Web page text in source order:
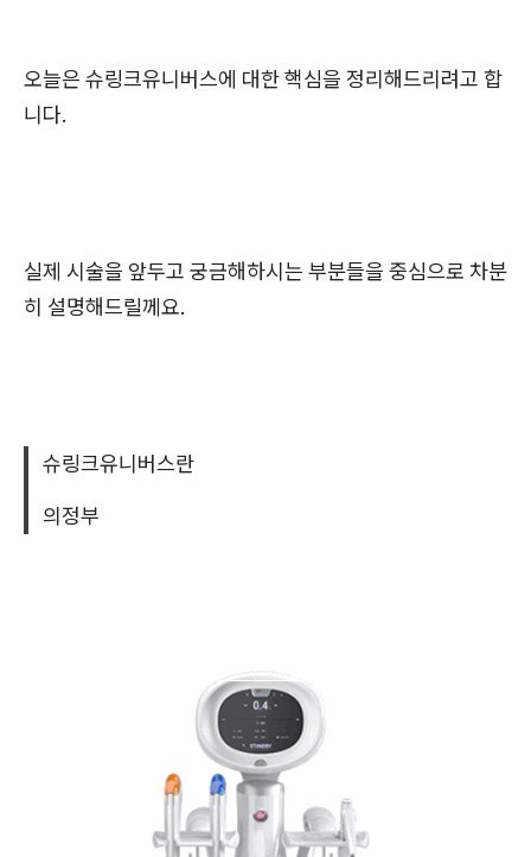
오늘은 슈링크유니버스에 대한 핵심을 정리해드리려고 합
니다.
실제 시술을 앞두고 궁금해하시는 부분들을 중심으로 차분
히 설명해드릴께요.
슈링크유니버스란
의정부